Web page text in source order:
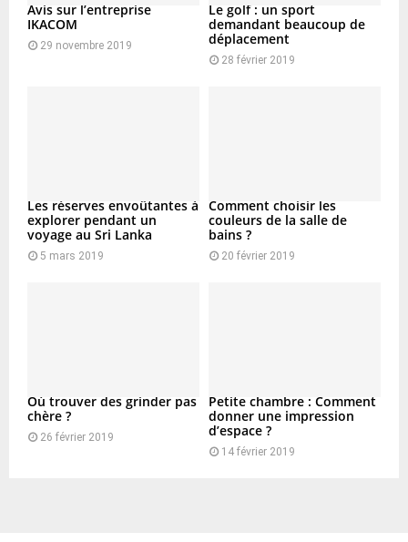
Avis sur l’entreprise
IKACOM
29 novembre 2019
Le golf : un sport
demandant beaucoup de
déplacement
28 février 2019
Les réserves envoûtantes à
explorer pendant un
voyage au Sri Lanka
5 mars 2019
Comment choisir les
couleurs de la salle de
bains ?
20 février 2019
Où trouver des grinder pas
chère ?
26 février 2019
Petite chambre : Comment
donner une impression
d’espace ?
14 février 2019